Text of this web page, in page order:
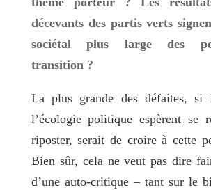
décevants des partis verts
sociétal plus large des
transition ?
La plus grande des défaites, si
l’écologie politique espèrent se
riposter, serait de croire à cette
Bien sûr, cela ne veut pas dire
d’une auto-critique – tant sur le